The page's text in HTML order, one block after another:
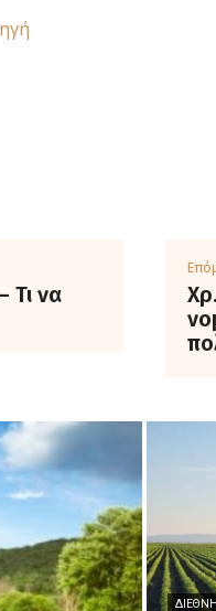
Τι να
ΔΙΕΘΝΉ